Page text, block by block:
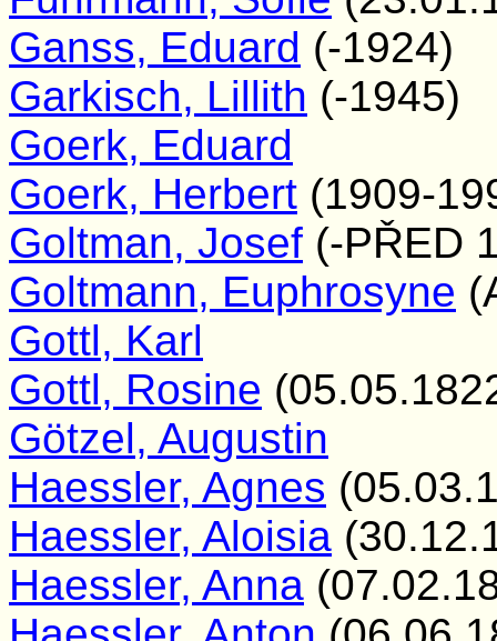
Ganss, Eduard (-1924)
Garkisch, Lillith (-1945)
Goerk, Eduard
Goerk, Herbert (1909-
Goltman, Josef (-PŘED
Goltmann, Euphrosyne
Gottl, Karl
Gottl, Rosine
Götzel, Augustin
Haessler, Agnes
Haessler, Aloisia
Haessler, Anna